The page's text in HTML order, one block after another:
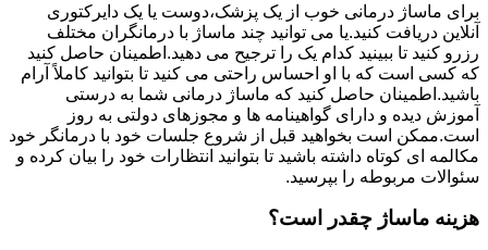
برای ماساژ درمانی خوب از یک پزشک،دوست یا یک دایرکتوری
آنلاین دریافت کنید.یا می توانید چند ماساژ با درمانگران مختلف
رزرو کنید تا ببینید کدام یک را ترجیح می دهید.اطمینان حاصل کنید
که کسی است که با او احساس راحتی می کنید تا بتوانید کاملاً آرام
باشید.اطمینان حاصل کنید که ماساژ درمانی شما به درستی
آموزش دیده و دارای گواهینامه ها و مجوزهای دولتی به روز
است.ممکن است بخواهید قبل از شروع جلسات خود با درمانگر خود
مکالمه ای کوتاه داشته باشید تا بتوانید انتظارات خود را بیان کرده و
سئوالات مربوطه را بپرسید.
هزینه ماساژ چقدر است؟